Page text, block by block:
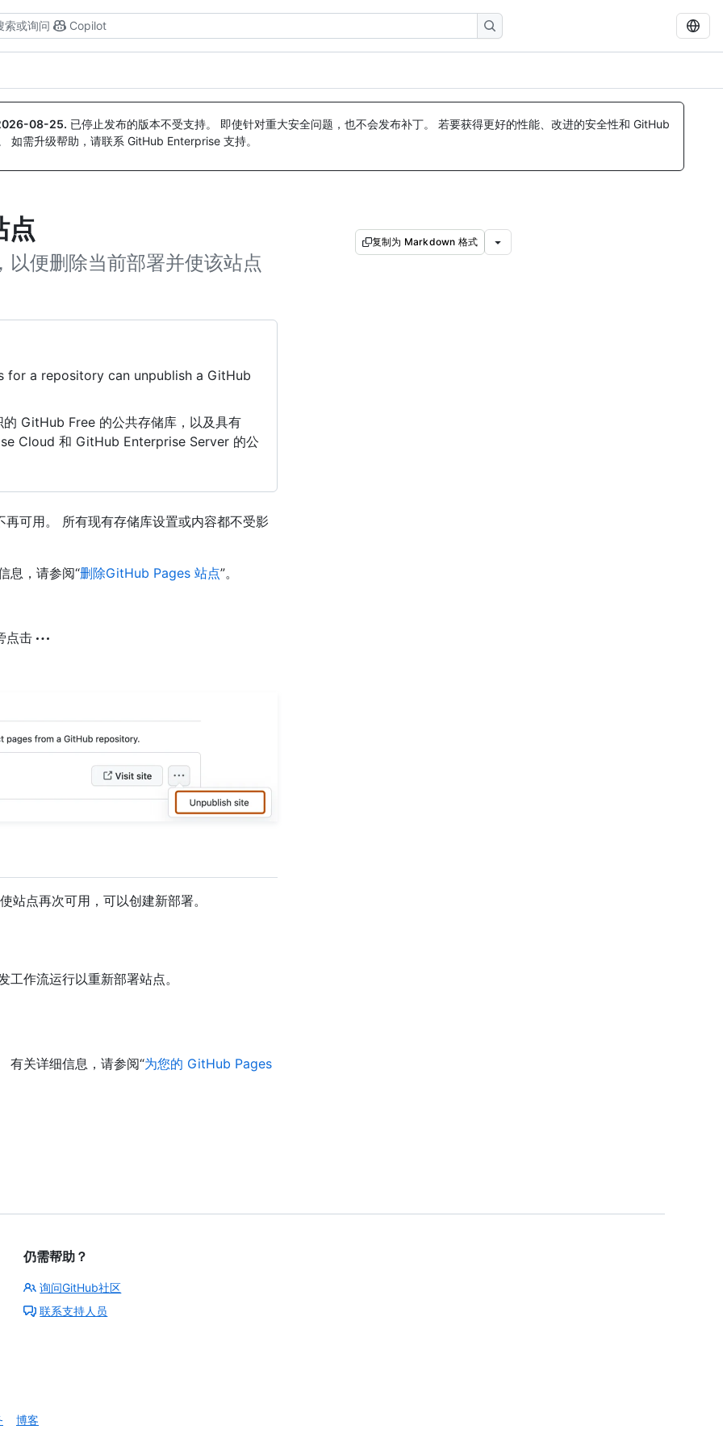
索或询问 Copilot
08-25. 已停止发布的版本不受支持。 即使针对重大安全问题，也不会发布补丁。 若要获得更好的性能、改进的安全性和 GitHub
如需升级帮助，请联系 GitHub Enterprise 支持。
点
便删除当前部署并使该站点
for a repository can unpublish a GitHub
GitHub Free 的公共存储库，以及具有
Cloud 和 GitHub Enterprise Server 的公
复制为 Markdown 格式
可用。 所有现有存储库设置或内容都不受影
息，请参阅“删除GitHub Pages 站点”。
点击
点再次可用，可以创建新部署。
作流运行以重新部署站点。
有关详细信息，请参阅“为您的 GitHub Pages
仍需帮助？
询问GitHub社区
联系支持人员
博客